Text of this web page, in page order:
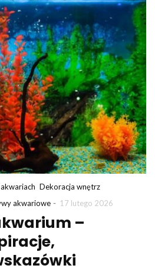
Dekoracja wnętrz
akwariowe - 17 lutego 2026
–